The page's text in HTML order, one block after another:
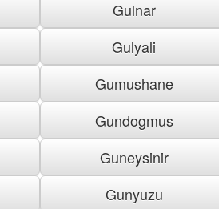
Gulnar
Gulyali
Gumushane
Gundogmus
Guneysinir
Gunyuzu